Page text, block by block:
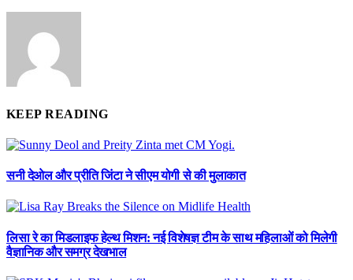
KEEP READING
सनी देओल और प्रीति जिंटा ने सीएम योगी से की मुलाकात
लिसा रे का मिडलाइफ हेल्थ मिशन: नई विशेषज्ञ टीम के साथ महिलाओं को मिलेगी
वैज्ञानिक और समग्र देखभाल